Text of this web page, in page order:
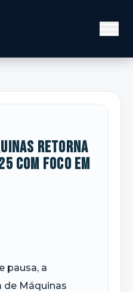
retorna
com foco em
pausa, a
de Máquinas